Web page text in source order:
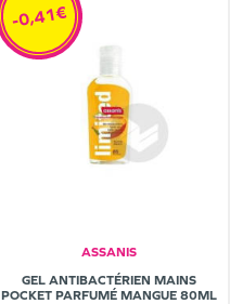
ASSANIS
GEL ANTIBACTÉRIEN MAINS
POCKET PARFUMÉ MANGUE 80ML
-0,41€